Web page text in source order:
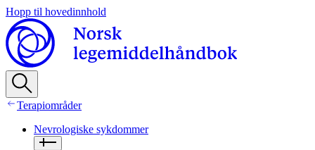
Hopp til hovedinnhold
Terapiområder
Nevrologiske sykdommer